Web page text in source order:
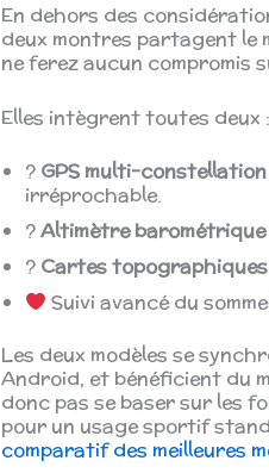
En dehors des
deux montres partagent le
ne ferez aucun compromis
Elles intègrent toutes deux :
?️ GPS multi-constellation
irréprochable.
?Altimètre barométrique
?️ Cartes topographiques
Suivi avancé du
Les deux modèles se
Android, et bénéficient du
donc pas se baser sur les
pour un usage sportif
comparatif des meilleures